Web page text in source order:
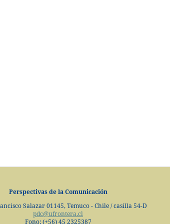
Perspectivas de la Comunicación
Salazar 01145, Temuco - Chile / casilla 54-D
pdc@ufrontera.cl
Fono: (+56) 45 2325387